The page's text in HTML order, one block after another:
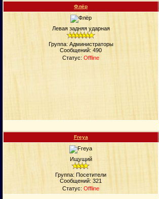
Флёp
Левая задняя ударная
Группа: Администраторы
Сообщений: 490
Статус: Offline
Freya
Ищущий
Группа: Посетители
Сообщений: 321
Статус: Offline